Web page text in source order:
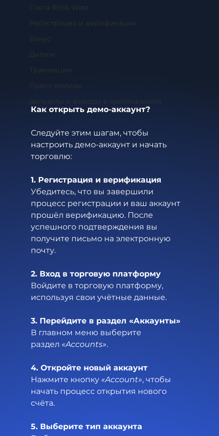
Счета Rock-West
Регистрация и верификация
Бонус
Дилинг
Транзакции
Пресс-релизы
депозиты и выводы в криптовалюте
Как открыть демо-аккаунт?
Следуйте этим шагам, чтобы
настроить демо-аккаунт и начать
торговлю:
1. Регистрация и верификация
Убедитесь, что вы завершили
процесс регистрации и ваш аккаунт
прошёл верификацию. После
успешного подтверждения вы
получите письмо на электронную
почту.
2. Вход в торговую платформу
Войдите в торговую платформу,
используя свои учётные данные.
3. Перейдите в раздел «Аккаунты»
В главном меню выберите
раздел «Accounts».
4. Откройте новый аккаунт
Нажмите кнопку «Account», чтобы
начать процесс открытия нового
счёта.
5. Выберите тип аккаунта